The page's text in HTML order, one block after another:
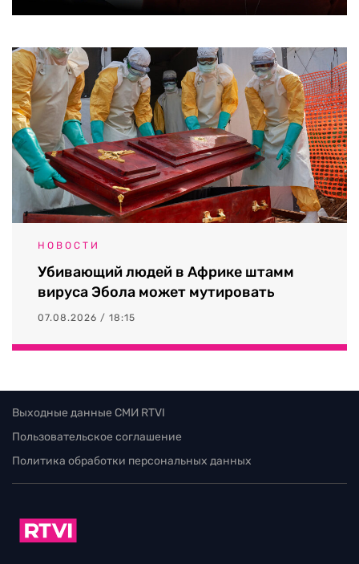
НОВОСТИ
Убивающий людей в Африке штамм
вируса Эбола может мутировать
07.08.2026 / 18:15
Выходные данные СМИ RTVI
Пользовательское соглашение
Политика обработки персональных данных